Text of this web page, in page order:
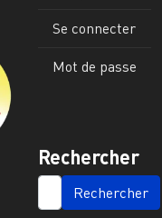
Se connecter
Mot de passe
Rechercher
SEARCH